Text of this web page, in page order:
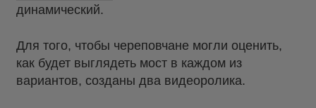
динамический.
Для того, чтобы череповчане могли оценить,
как будет выглядеть мост в каждом из
вариантов, созданы два видеоролика.